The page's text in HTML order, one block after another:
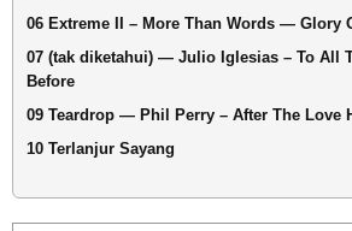
06 Extreme II – More Than Words — Glory
07 (tak diketahui) — Julio Iglesias – To All
Before
09 Teardrop — Phil Perry – After The Love
10 Terlanjur Sayang